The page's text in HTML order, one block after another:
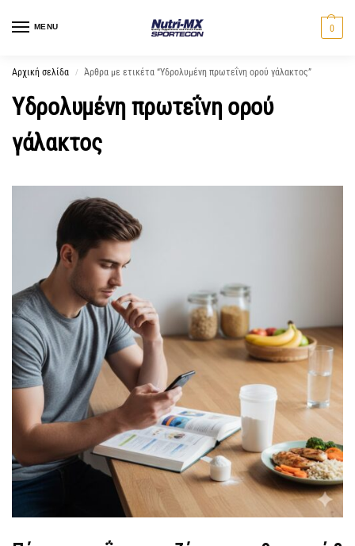
MENU 0
Αρχική σελίδα / Άρθρα με ετικέτα “Υδρολυμένη πρωτεΐνη ορού γάλακτος”
Υδρολυμένη πρωτεΐνη ορού
γάλακτος